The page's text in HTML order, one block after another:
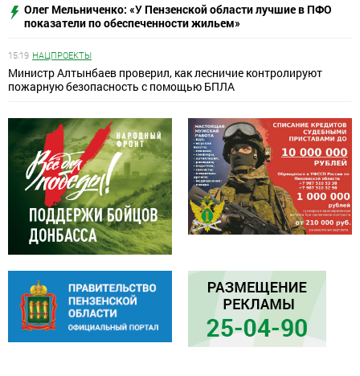
Олег Мельниченко: «У Пензенской области лучшие в ПФО
показатели по обеспеченности жильем»
15:19 НАЦПРОЕКТЫ
Министр Алтынбаев проверил, как лесничие контролируют
пожарную безопасность с помощью БПЛА